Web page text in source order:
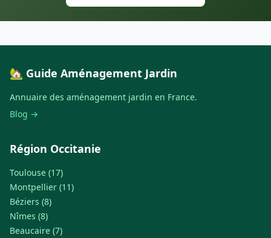
🏡 Guide Aménagement Jardin
Annuaire des aménagement jardin en France.
Blog →
Région Occitanie
Toulouse (17)
Montpellier (11)
Béziers (8)
Nîmes (8)
Beaucaire (7)